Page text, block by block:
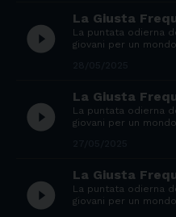
play_circle_filled
La Giusta
La puntata odierna
giovani per un
play_circle_filled
La Giusta
La puntata odierna
giovani per un
play_circle_filled
La Giusta
La puntata odierna
giovani per un